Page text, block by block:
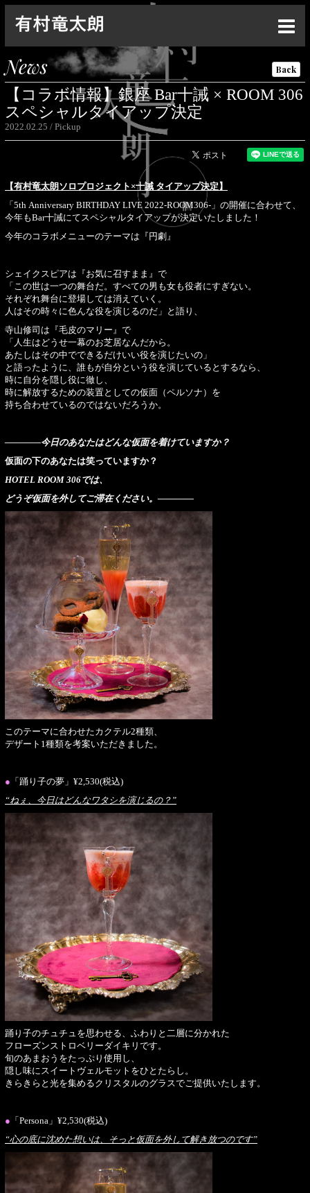
Top
News
Live
Media
Profile
Discography
Goods
Special
News Back
【コラボ情報】銀座 Bar十誡 × ROOM 306
スペシャルタイアップ決定
2022.02.25 Pickup
【有村竜太朗ソロプロジェクト×十誡 タイアップ決定】
「5th Anniversary BIRTHDAY LIVE 2022-ROOM306-」の開催に合わせて、
今年もBar十誡にてスペシャルタイアップが決定いたしました！
今年のコラボメニューのテーマは『円劇』
シェイクスピアは『お気に召すまま』で
「この世は一つの舞台だ。すべての男も女も役者にすぎない。
それぞれ舞台に登場しては消えていく。
人はその時々に色んな役を演じるのだ」と語り、
寺山修司は『毛皮のマリー』で
「人生はどうせ一幕のお芝居なんだから。
あたしはその中でできるだけいい役を演じたいの」
と語ったように、誰もが自分という役を演じているとするなら、
時に自分を隠し役に徹し、
時に解放するための装置としての仮面（ペルソナ）を
持ち合わせているのではないだろうか。
————今日のあなたはどんな仮面を着けていますか？
仮面の下のあなたは笑っていますか？
HOTEL ROOM 306では、
どうぞ仮面を外してご滞在ください。————
このテーマに合わせたカクテル2種類、
デザート1種類を考案いただきました。
● 「踊り子の夢」¥2,530(税込)
“ねぇ、今日はどんなワタシを演じるの？”
踊り子のチュチュを思わせる、ふわりと二層に分かれた
フローズンストロベリーダイキリです。
旬のあまおうをたっぷり使用し、
隠し味にスイートヴェルモットをひとたらし。
きらきらと光を集めるクリスタルのグラスでご提供いたします。
● 「Persona」¥2,530(税込)
“心の底に沈めた想いは、そっと仮面を外して解き放つのです”